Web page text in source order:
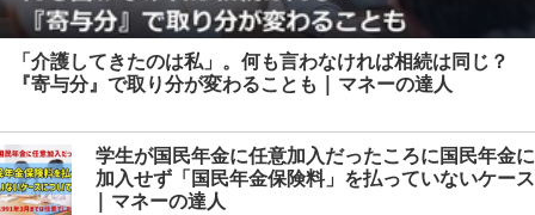
「介護してきたのは私」。何も言わなければ相続は同じ？
『寄与分』で取り分が変わることも | マネーの達人
学生が国民年金に任意加入だったころに国民年金に
加入せず「国民年金保険料」を払っていないケース
| マネーの達人